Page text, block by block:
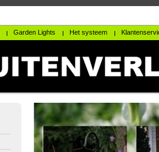
Garden Lights Het systeem